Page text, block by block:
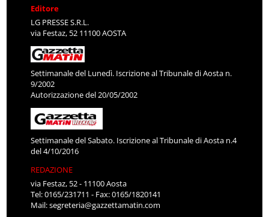
Editore
LG PRESSE S.R.L.
via Festaz, 52 11100 AOSTA
Settimanale del Lunedì. Iscrizione al Tribunale di Aosta n.
9/2002
Autorizzazione del 20/05/2002
Settimanale del Sabato. Iscrizione al Tribunale di Aosta n.4
del 4/10/2016
REDAZIONE
via Festaz, 52 - 11100 Aosta
Tel: 0165/231711 - Fax: 0165/1820141
Mail:segreteria@gazzettamatin.com